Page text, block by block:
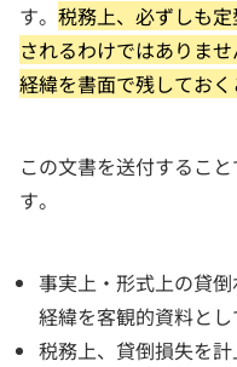
す。 税務上、必ずしも
されるわけではありま
経緯を書面で残してお
この文書を送付するこ
す。
事実上・形式上の貸
経緯を客観的資料と
税務上、貸倒損失を